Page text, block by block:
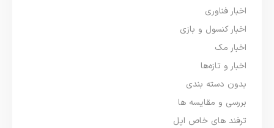
اخبار فناوری
اخبار کنسول و بازی
اخبار مک
اخبار و تازه‌ها
بدون دسته بندی
بررسی و مقایسه ها
ترفند های خاص اپل